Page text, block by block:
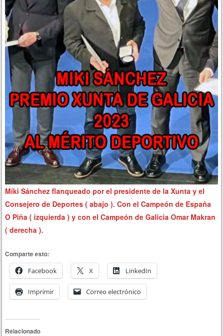
Miki Sánchez flanqueado por el presidente de la Xunta y el
Consejero de Deportes ( abajo ). Con el Campeón de España
O Piña ( izquierda ) y con el Campeón de Galicia Omar Makran
( derecha ).
Comparte esto:
Facebook
X LinkedIn
Imprimir Correo electrónico
Relacionado